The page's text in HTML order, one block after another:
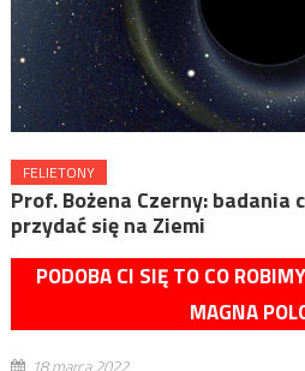
FELIETONY
Prof. Bożena Czerny: badania
przydać się na Ziemi
PODOBA CI SIĘ TO CO
MAGNA
18 marca 2022